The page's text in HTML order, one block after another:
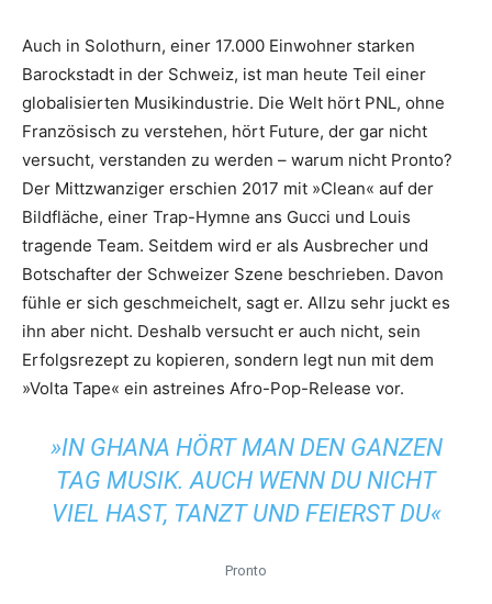
Auch in Solothurn, einer 17.000 Einwohner starken
Barockstadt in der Schweiz, ist man heute Teil einer
globalisierten Musikindustrie. Die Welt hört PNL, ohne
Französisch zu verstehen, hört Future, der gar nicht
versucht, verstanden zu werden – warum nicht Pronto?
Der Mittzwanziger erschien 2017 mit »Clean« auf der
Bildfläche, einer Trap-Hymne ans Gucci und Louis
tragende Team. Seitdem wird er als Ausbrecher und
Botschafter der Schweizer Szene beschrieben. Davon
fühle er sich geschmeichelt, sagt er. Allzu sehr juckt es
ihn aber nicht. Deshalb versucht er auch nicht, sein
Erfolgsrezept zu kopieren, sondern legt nun mit dem
»Volta Tape« ein astreines Afro-Pop-Release vor.
»IN GHANA HÖRT MAN DEN GANZEN
TAG MUSIK. AUCH WENN DU NICHT
VIEL HAST, TANZT UND FEIERST DU«
Pronto